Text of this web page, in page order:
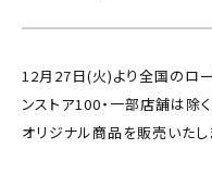
12月27日(火)より全国のロー
ンストア100・一部店舗は除
オリジナル商品を販売いたし